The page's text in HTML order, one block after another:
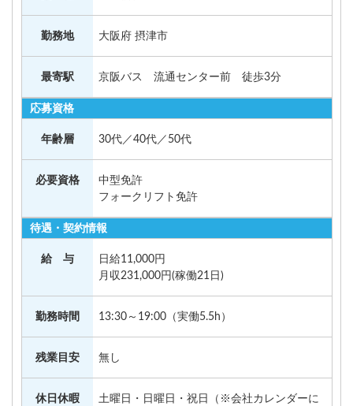
勤務地 大阪府 摂津市
最寄駅 京阪バス 流通センター前 徒歩3分
応募資格
年齢層 30代／40代／50代
必要資格
中型免許
フォークリフト免許
待遇・契約情報
給 与
日給11,000円
月収231,000円(稼働21日)
勤務時間 13:30～19:00（実働5.5h）
残業目安 無し
休日休暇
土曜日・日曜日・祝日（※会社カレンダーに